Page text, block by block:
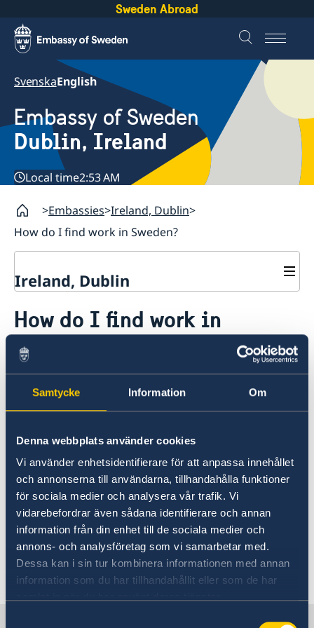
Samtycke Information Om
Denna webbplats använder cookies
Vi använder enhetsidentifierare för att anpassa innehållet
och annonserna till användarna, tillhandahålla funktioner
för sociala medier och analysera vår trafik. Vi
vidarebefordrar även sådana identifierare och annan
information från din enhet till de sociala medier och
annons- och analysföretag som vi samarbetar med.
Dessa kan i sin tur kombinera informationen med annan
information som du har tillhandahållit eller som de har
Sweden Abroad
SvenskaEnglish
Embassy of Sweden
Dublin, Ireland
Local time2:53 AM
Embassies Ireland, Dublin
How do I find work in Sweden?
Ireland, Dublin
About us
Current
News
Vacancies
Welcome Sweden-programme.
How do I find work in
Sweden?
in your quest for work and work permit in
sweden.se
europa.eu
The Swedish Migration Agency
Last updated 08 Feb 2019, 10.00 AM